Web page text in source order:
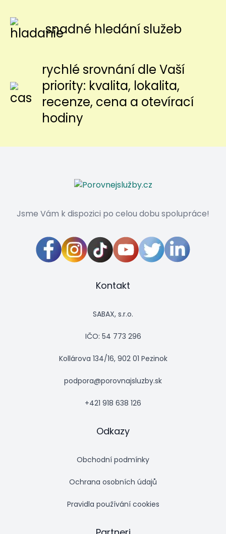
snadné hledání služeb
rychlé srovnání dle Vaší
priority: kvalita, lokalita,
recenze, cena a otevírací
hodiny
Jsme Vám k dispozici po celou dobu spolupráce!
Kontakt
SABAX, s.r.o.
IČO: 54 773 296
Kollárova 134/16, 902 01 Pezinok
podpora@porovnajsluzby.sk
+421 918 638 126
Odkazy
Obchodní podmínky
Ochrana osobních údajů
Pravidla používání cookies